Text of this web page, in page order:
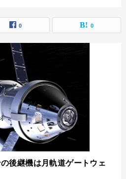
0 0
後継機は月軌道ゲートウェ